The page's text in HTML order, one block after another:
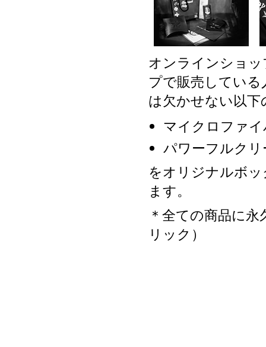
オンラインショ
プで販売してい
は欠かせない以
マイクロファ
パワーフルク
をオリジナルボ
ます。
＊全ての商品に
リック）